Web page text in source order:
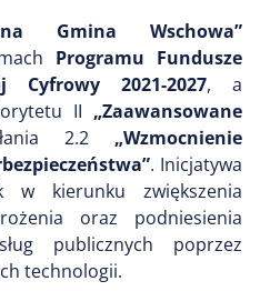
Gmina Wschowa”
Programu Fundusze
Cyfrowy 2021-2027, a
II „Zaawansowane
2.2 „Wzmocnienie
. Inicjatywa
kierunku zwiększenia
oraz podniesienia
publicznych poprzez
technologii.